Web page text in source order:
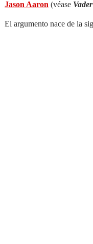
Jason Aaron (véase Vader
El argumento nace de la